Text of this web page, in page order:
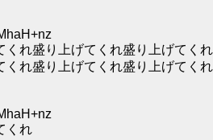
くれ盛り上げてくれ盛り上げてくれ
くれ盛り上げてくれ盛り上げてくれ
くれ